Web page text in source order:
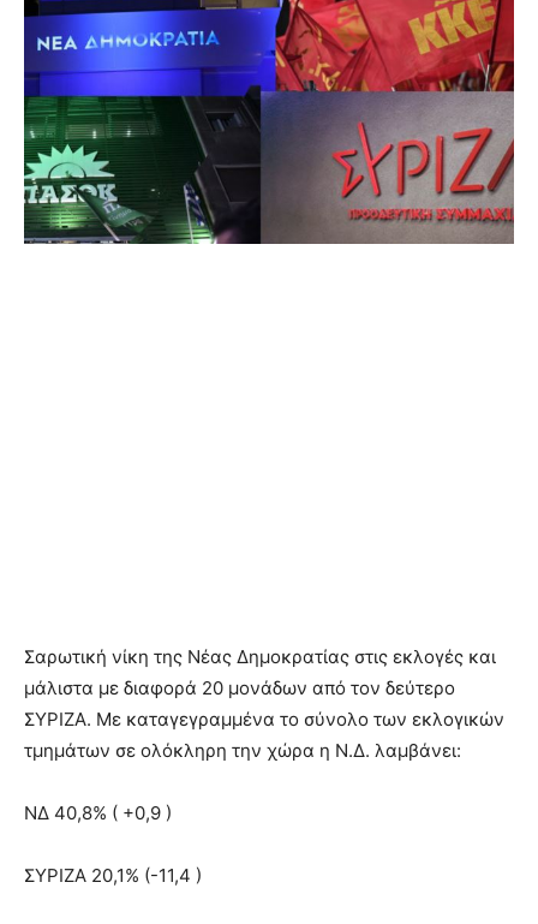
Σαρωτική νίκη της Νέας Δημοκρατίας στις εκλογές και
μάλιστα με διαφορά 20 μονάδων από τον δεύτερο
ΣΥΡΙΖΑ. Με καταγεγραμμένα το σύνολο των εκλογικών
τμημάτων σε ολόκληρη την χώρα η Ν.Δ. λαμβάνει:
ΝΔ 40,8% ( +0,9 )
ΣΥΡΙΖΑ 20,1% (-11,4 )